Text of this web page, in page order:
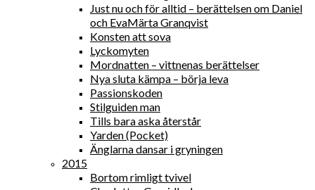
Just nu och för alltid – berättelsen om Daniel
och EvaMärta Granqvist
Konsten att sova
Lyckomyten
Mordnatten – vittnenas berättelser
Nya sluta kämpa – börja leva
Passionskoden
Stilguiden man
Tills bara aska återstår
Yarden (Pocket)
Änglarna dansar i gryningen
2015
Bortom rimligt tvivel